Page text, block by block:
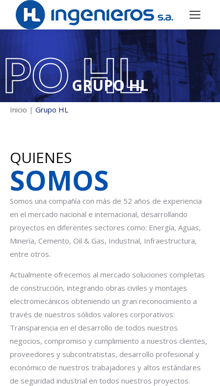
GRUPO HL
Inicio | Grupo HL
QUIENES
SOMOS
Somos una compañía con más de 52 años de experiencia
en el mercado nacional e internacional, desarrollando
proyectos en diferentes sectores como: Energía, Aguas,
Minería, Cemento, Oil & Gas, Industrial, Infraestructura,
entre otros.
Actualmente ofrecemos al mercado soluciones completas
de construcción, integrando obras civiles y montajes
electromecánicos obteniendo un gran reconocimiento a
través de nuestros sólidos valores corporativos:
Transparencia en el desarrollo de todos nuestros
negocios, compromiso y cumplimiento a nuestros clientes,
proveedores y subcontratistas, desarrollo profesional y
económico de nuestros trabajadores y altos estándares
de seguridad industrial en todos nuestros proyectos.